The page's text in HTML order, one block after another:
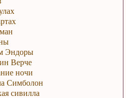
Эндоры
Верче
ночи
Симболон
сивилла